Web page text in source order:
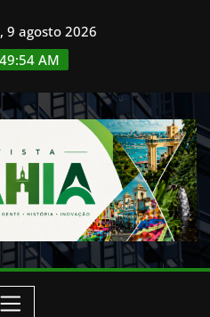
9 agosto 2026
AM